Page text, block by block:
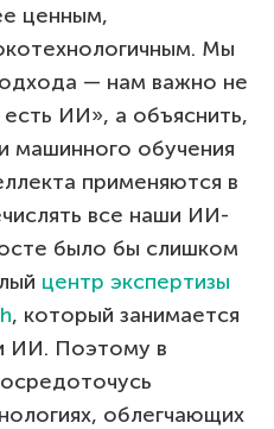
ценным,
Мы
— нам важно не
есть ИИ», а объяснить,
машинного обучения
применяются в
все наши ИИ-
было бы слишком
центр экспертизы
, который занимается
ИИ. Поэтому в
облегчающих